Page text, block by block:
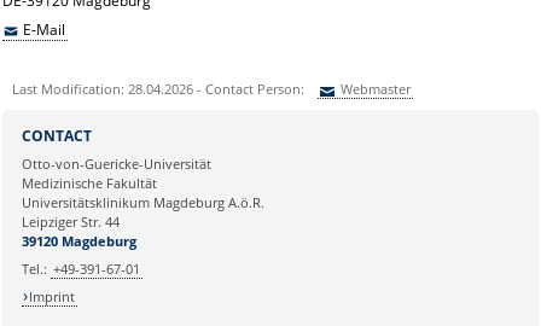
E-Mail
Last Modification: 28.04.2026 - Contact Person: Webmaster
Ihre E-Mailadresse:
Ihr Anliegen:
CONTACT
Otto-von-Guericke-Universität
Medizinische Fakultät
Universitätsklinikum Magdeburg A.ö.R.
Leipziger Str. 44
39120 Magdeburg
Tel.: +49-391-67-01
Imprint